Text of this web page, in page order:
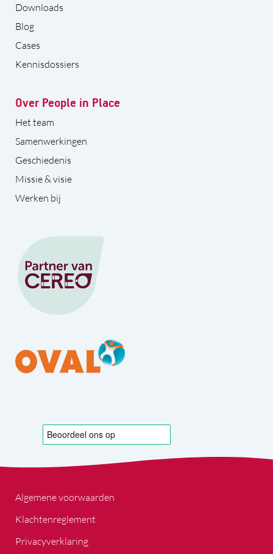
Downloads
Blog
Cases
Kennisdossiers
Over People in Place
Het team
Samenwerkingen
Geschiedenis
Missie & visie
Werken bij
Algemene voorwaarden
Klachtenreglement
Privacyverklaring